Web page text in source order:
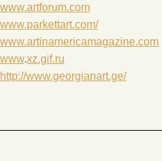
www.artforum.com
www.parkettart.com/
www.artinamericamagazine.com
www.xz.gif.ru
http://www.georgianart.ge/